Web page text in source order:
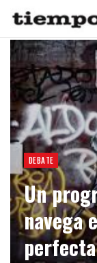
DEBATE
Un
navega
perfecta